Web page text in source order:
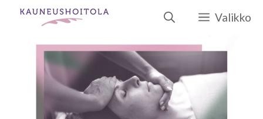
Siirry
Valikko